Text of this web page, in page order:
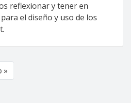
reflexionar y tener en
el diseño y uso de los
»